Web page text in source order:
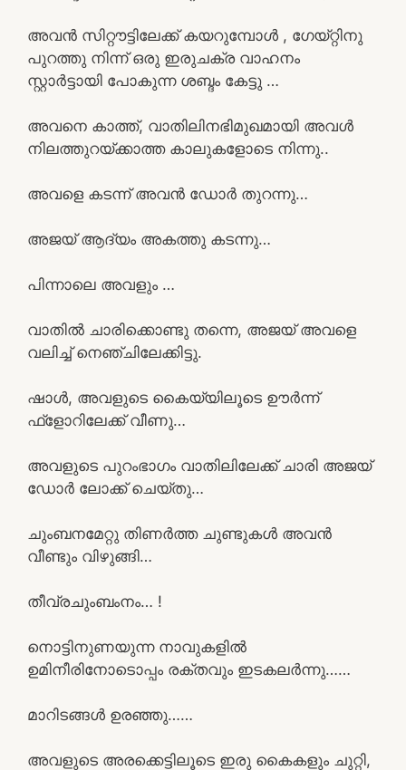
അവൻ സിറ്റൗട്ടിലേക്ക് കയറുമ്പോൾ , ഗേയ്റ്റിനു
പുറത്തു നിന്ന് ഒരു ഇരുചക്ര വാഹനം
സ്റ്റാർട്ടായി പോകുന്ന ശബ്ദം കേട്ടു …
അവനെ കാത്ത്, വാതിലിനഭിമുഖമായി അവൾ
നിലത്തുറയ്ക്കാത്ത കാലുകളോടെ നിന്നു..
അവളെ കടന്ന് അവൻ ഡോർ തുറന്നു…
അജയ് ആദ്യം അകത്തു കടന്നു…
പിന്നാലെ അവളും …
വാതിൽ ചാരിക്കൊണ്ടു തന്നെ, അജയ് അവളെ
വലിച്ച് നെഞ്ചിലേക്കിട്ടു.
ഷാൾ, അവളുടെ കൈയ്യിലൂടെ ഊർന്ന്
ഫ്ളോറിലേക്ക് വീണു…
അവളുടെ പുറംഭാഗം വാതിലിലേക്ക് ചാരി അജയ്
ഡോർ ലോക്ക് ചെയ്തു…
ചുംബനമേറ്റു തിണർത്ത ചുണ്ടുകൾ അവൻ
വീണ്ടും വിഴുങ്ങി…
തീവ്രചുംബംനം… !
നൊട്ടിനുണയുന്ന നാവുകളിൽ
ഉമിനീരിനോടൊപ്പം രക്തവും ഇടകലർന്നു……
മാറിടങ്ങൾ ഉരഞ്ഞു……
അവളുടെ അരക്കെട്ടിലൂടെ ഇരു കൈകളും ചുറ്റി,